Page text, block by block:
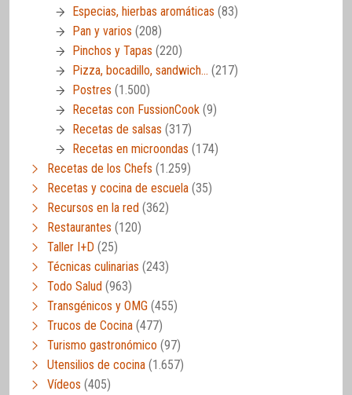
Especias, hierbas aromáticas (83)
Pan y varios (208)
Pinchos y Tapas (220)
Pizza, bocadillo, sandwich… (217)
Postres (1.500)
Recetas con FussionCook (9)
Recetas de salsas (317)
Recetas en microondas (174)
Recetas de los Chefs (1.259)
Recetas y cocina de escuela (35)
Recursos en la red (362)
Restaurantes (120)
Taller I+D (25)
Técnicas culinarias (243)
Todo Salud (963)
Transgénicos y OMG (455)
Trucos de Cocina (477)
Turismo gastronómico (97)
Utensilios de cocina (1.657)
Vídeos (405)